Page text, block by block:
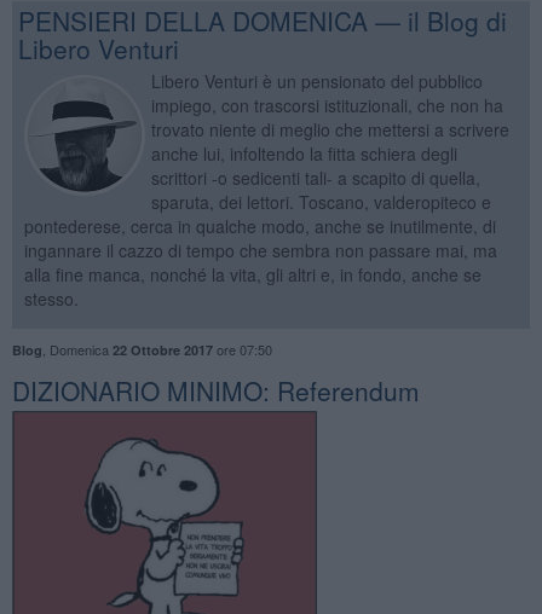
PENSIERI DELLA DOMENICA — il Blog di
Libero Venturi
Libero Venturi è un pensionato del pubblico
impiego, con trascorsi istituzionali, che non ha
trovato niente di meglio che mettersi a scrivere
anche lui, infoltendo la fitta schiera degli
scrittori -o sedicenti tali- a scapito di quella,
sparuta, dei lettori. Toscano, valderopiteco e
pontederese, cerca in qualche modo, anche se inutilmente, di
ingannare il cazzo di tempo che sembra non passare mai, ma
alla fine manca, nonché la vita, gli altri e, in fondo, anche se
stesso.
Blog Domenica 22 Ottobre 2017ore 07:50
DIZIONARIO MINIMO: Referendum